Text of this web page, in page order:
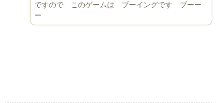
ですので このゲームは ブーイングです ブーー
ー